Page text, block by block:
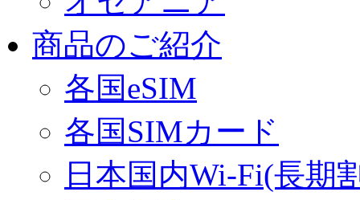
商品のご紹介
各国eSIM
各国SIMカード
日本国内Wi-Fi(長期